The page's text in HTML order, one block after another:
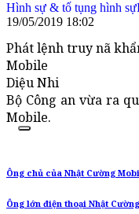
Hình sự & tố tụng hình sự
19/05/2019 18:02
Phát lệnh truy nã
Mobile
Diệu Nhi
Bộ Công an vừa ra
Mobile.
Ông chủ của Nhật Cường
Ông lớn điện thoại Nhật